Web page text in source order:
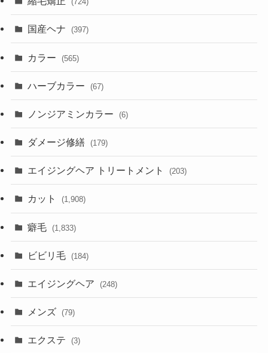
国産ヘナ (397)
カラー (565)
ハーブカラー (67)
ノンジアミンカラー (6)
ダメージ修繕 (179)
エイジングヘア トリートメント (203)
カット (1,908)
癖毛 (1,833)
ビビリ毛 (184)
エイジングヘア (248)
メンズ (79)
エクステ (3)